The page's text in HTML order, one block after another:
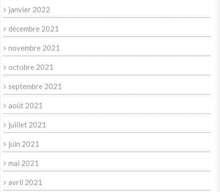
janvier 2022
décembre 2021
novembre 2021
octobre 2021
septembre 2021
août 2021
juillet 2021
juin 2021
mai 2021
avril 2021